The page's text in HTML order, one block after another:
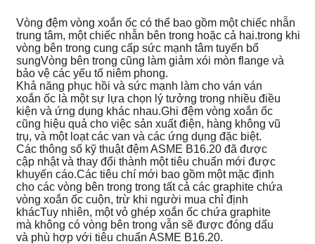
Vòng đệm vòng xoắn ốc có thể bao gồm một chiếc nhẫn
trung tâm, một chiếc nhẫn bên trong hoặc cả hai.trong khi
vòng bên trong cung cấp sức mạnh tâm tuyến bổ
sungVòng bên trong cũng làm giảm xói mòn flange và
bảo vệ các yếu tố niêm phong.
Khả năng phục hồi và sức mạnh làm cho ván ván
xoắn ốc là một sự lựa chọn lý tưởng trong nhiều điều
kiện và ứng dụng khác nhau.Ghi đệm vòng xoắn ốc
cũng hiệu quả cho việc sản xuất điện, hàng không vũ
trụ, và một loạt các van và các ứng dụng đặc biệt.
Các thông số kỹ thuật đệm ASME B16.20 đã được
cập nhật và thay đổi thành một tiêu chuẩn mới được
khuyến cáo.Các tiêu chí mới bao gồm một mặc định
cho các vòng bên trong trong tất cả các graphite chứa
vòng xoắn ốc cuộn, trừ khi người mua chỉ định
khácTuy nhiên, một vỏ ghép xoắn ốc chứa graphite
mà không có vòng bên trong vẫn sẽ được đóng dấu
và phù hợp với tiêu chuẩn ASME B16.20.